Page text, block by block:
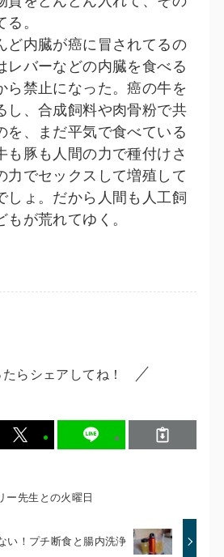
。
ど内臓が癌に冒されてるの
レバーなどの内臓を食べる
ら禁止になった。癌の牛を
し、合成飼料や肉骨粉で共
を、まだ平気で食べている
も豚も人間の力で種付けさ
力でセックスして増殖して
しょ。だから人間も人工飼
が荒れてゆく。
らシェアしてね！
ー先生との火曜日
い！プチ断食と腸内洗浄